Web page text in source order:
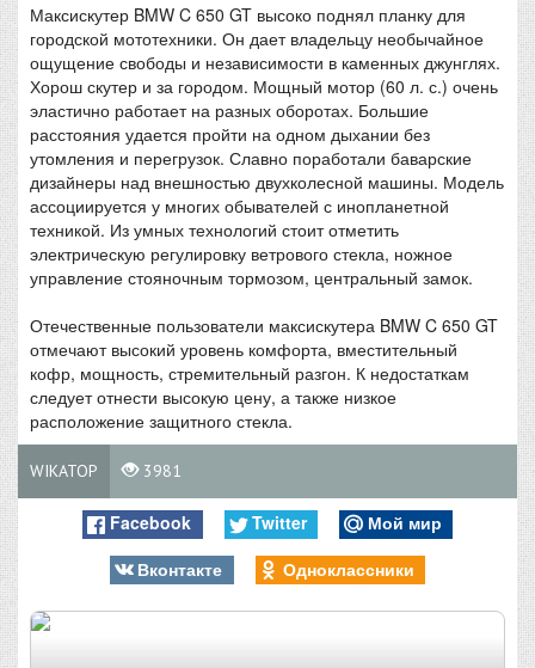
Максискутер BMW C 650 GT высоко поднял планку для
городской мототехники. Он дает владельцу необычайное
ощущение свободы и независимости в каменных джунглях.
Хорош скутер и за городом. Мощный мотор (60 л. с.) очень
эластично работает на разных оборотах. Большие
расстояния удается пройти на одном дыхании без
утомления и перегрузок. Славно поработали баварские
дизайнеры над внешностью двухколесной машины. Модель
ассоциируется у многих обывателей с инопланетной
техникой. Из умных технологий стоит отметить
электрическую регулировку ветрового стекла, ножное
управление стояночным тормозом, центральный замок.
Отечественные пользователи максискутера BMW C 650 GT
отмечают высокий уровень комфорта, вместительный
кофр, мощность, стремительный разгон. К недостаткам
следует отнести высокую цену, а также низкое
расположение защитного стекла.
WIKATOP 3981
Facebook Twitter
Мой мир
Вконтакте
Одноклассники